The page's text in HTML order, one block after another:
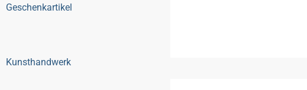
Geschenkartikel
Kunsthandwerk